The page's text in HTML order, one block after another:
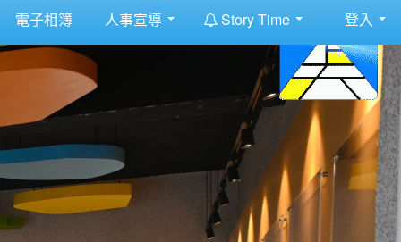
電子相簿 人事宣導 Story Time 登入